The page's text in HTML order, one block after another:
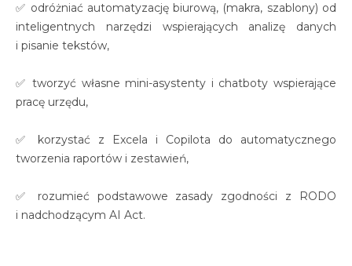
✅ odróżniać automatyzację biurową, (makra, szablony) od
inteligentnych narzędzi wspierających analizę danych
i pisanie tekstów,
✅ tworzyć własne mini-asystenty i chatboty wspierające
pracę urzędu,
✅ korzystać z Excela i Copilota do automatycznego
tworzenia raportów i zestawień,
✅ rozumieć podstawowe zasady zgodności z RODO
i nadchodzącym AI Act.